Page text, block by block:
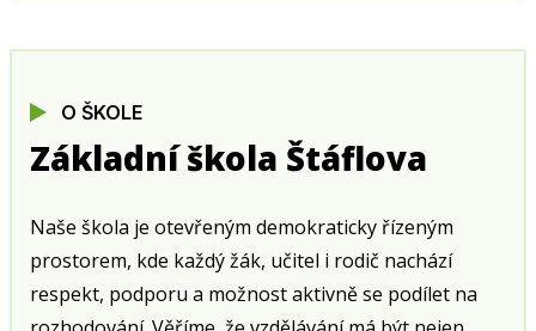
O ŠKOLE
Základní škola Štáflova
Naše škola je otevřeným demokraticky řízeným
prostorem, kde každý žák, učitel i rodič nachází
respekt, podporu a možnost aktivně se podílet na